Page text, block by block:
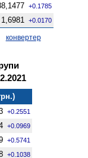
+0.1785
1,6981 +0.0170
конвертер
+0.2551
+0.0969
+0.5741
+0.1038